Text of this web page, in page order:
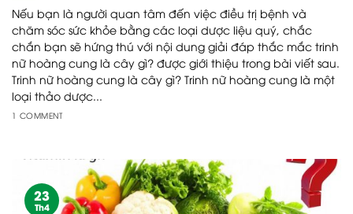
Nếu bạn là người quan tâm đến việc điều trị bệnh và
chăm sóc sức khỏe bằng các loại dược liệu quý, chắc
chắn bạn sẽ hứng thú với nội dung giải đáp thắc mắc trinh
nữ hoàng cung là cây gì? được giới thiệu trong bài viết sau.
Trinh nữ hoàng cung là cây gì? Trinh nữ hoàng cung là một
loại thảo dược...
1 COMMENT
23
Th4